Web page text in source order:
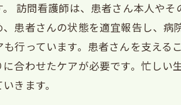
訪問看護師は、患者さん本人や
患者さんの状態を適宜報告し、
行っています。患者さんを支え
合わせたケアが必要です。忙し
きます。